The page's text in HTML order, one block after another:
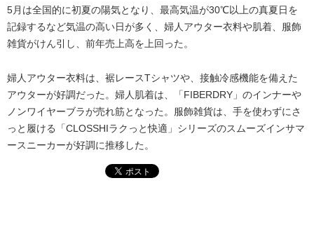
5月は全国的に初夏の陽気となり、最高気温が30℃以上の真夏日を
記録するなど気温の高い日が多く、婦人アウター衣料や肌着、服飾
雑貨がけん引し、前年売上高を上回った。
婦人アウター衣料は、裾レースTシャツや、接触冷感機能を備えた
アウターが好調だった。婦人肌着は、「FIBERDRY」のインナーや
ノンワイヤーブラが売れ筋となった。服飾雑貨は、手を使わずにさ
っと履ける「CLOSSHIラクっと快適」シリーズのスムーズインサマ
ースニーカーが好調に推移した。